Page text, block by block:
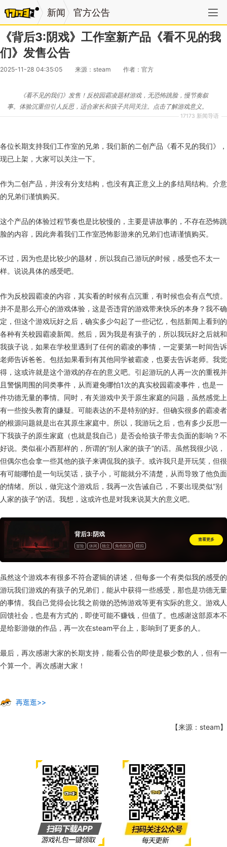
新闻 官方公告
《背后3:阴戏》工作室新产品《看不见的我
们》发售公告
2025-11-28 04:35:05 来源：steam 作者：官方
17173 新闻导语
《看不见的我们》发售！反校园霸凌题材游戏，无恐怖跳脸，慢节奏叙
事。体验沉重但引人反思，适合家长和孩子共同关注。点击了解游戏意义。
各位长期支持我们工作室的兄弟，我们新的二创产品《看不见的我们》，
现已上架，大家可以关注一下。
作为二创产品，并没有分支结构，也没有真正意义上的多结局结构。介意
的兄弟们谨慎购买。
这个产品的体验过程节奏也是比较慢的，主要是讲故事的，不存在恐怖跳
脸的内容，因此奔着我们工作室恐怖影游来的兄弟们也请谨慎购买。
不过，因为也是比较少的题材，所以我自己游玩的时候，感受也不太一
样。说说具体的感受吧。
作为反校园霸凌的内容，其实看的时候有点沉重，有时候也会有点气愤。
并不是那么开心的游戏体验，这是否违背的游戏带来快乐的本身？我不确
定，但这个游戏玩好之后，确实多少勾起了一些记忆，包括新闻上看到的
各种有关校园霸凌新闻。然后，因为我是有孩子的，所以我玩好之后就和
我孩子说，如果在学校里遇到了任何的霸凌的事情，一定要第一时间告诉
老师告诉爸爸。包括如果看到有其他同学被霸凌，也要去告诉老师。我觉
得，这或许就是这个游戏的存在的意义吧。引起游玩的人再一次的重视并
且警惕周围的同类事件，从而避免哪怕1次的真实校园霸凌事件，也是一
件功德无量的事情。同时，有关游戏中关于原生家庭的问题，虽然感觉上
有一些按头教育的嫌疑。可能表达的不是特别的好。但确实很多的霸凌者
的根源问题就是出在其原生家庭中。所以，我游玩之后，也有多少反思一
下我孩子的原生家庭（也就是我自己）是否会给孩子带去负面的影响？不
好说。类似崔小西那样的，所谓的“别人家的孩子”的话。虽然我很少说，
但偶尔也会拿一些其他的孩子来调侃我的孩子。或许我只是开玩笑，但很
有可能哪怕是一句玩笑话，孩子小，可能就分不清楚，从而导致了他负面
的情绪。所以，做完这个游戏后，我再一次告诫自己，不要出现类似“别
人家的孩子”的话。我想，这或许也是对我来说莫大的意义吧。
背后3:阴戏
冒险 休闲 独立 角色扮演 模拟
查看更多
虽然这个游戏本有很多不符合逻辑的讲述，但每多一个有类似我的感受的
游玩我们游戏的有孩子的兄弟们，能从中获得一些感受，那也是功德无量
的事情。我自己觉得会比我之前做的恐怖游戏等更有实际的意义。游戏人
回馈社会，也是有方式的，即使可能不赚钱，但值了。也感谢这部原本不
是给影游做的作品，再一次在steam平台上，影响到了更多的人。
最后，再次感谢大家的长期支持，能看公告的即使是极少数的人，但有一
个算一个。再次感谢大家！
再逛逛>>
【来源：steam】